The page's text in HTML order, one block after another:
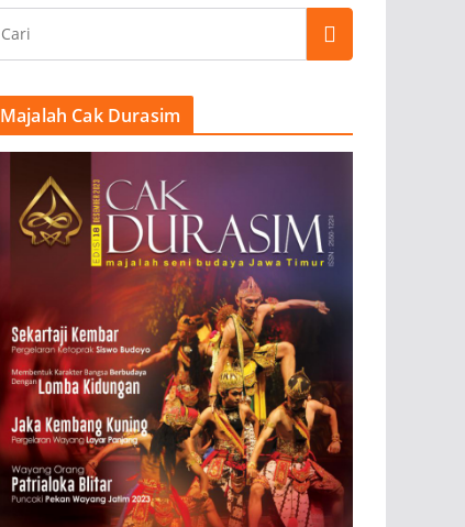
Majalah Cak Durasim